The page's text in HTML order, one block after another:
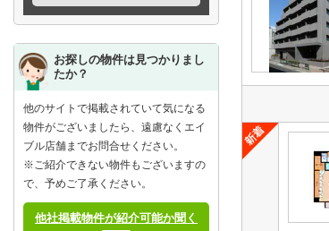
お探しの物件は見つかりまし
たか？
他のサイトで掲載されていて気になる
物件がございましたら、遠慮なくエイ
ブル店舗までお問合せください。
※ご紹介できない物件もございますの
で、予めご了承ください。
他社掲載物件が紹介可能か聞く